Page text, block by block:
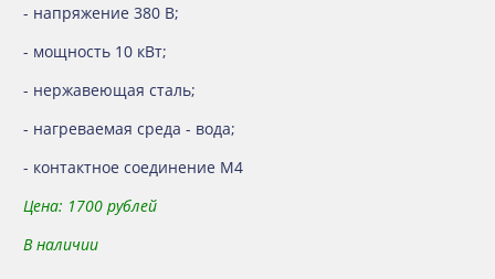
- напряжение 380 В;
- мощность 10 кВт;
- нержавеющая сталь;
- нагреваемая среда - вода;
- контактное соединение М4
Цена: 1700 рублей
В наличии